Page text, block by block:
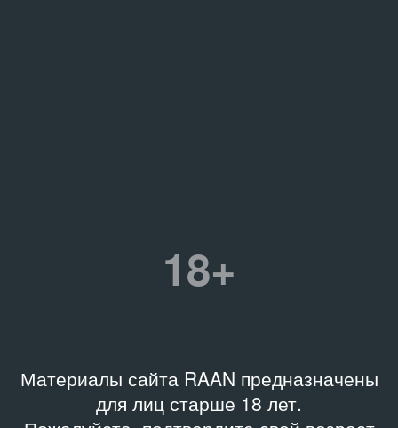
18+
Материалы сайта RAAN предназначены
для лиц старше 18 лет.